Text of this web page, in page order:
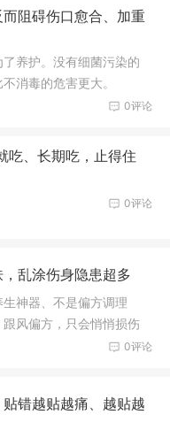
阻碍伤口愈合、加重
养护。没有细菌污染的
消毒的危害更大。
0评论
吃、长期吃，止得住
0评论
乱涂伤身隐患超多
神器、不是偏方调理
风偏方，只会悄悄损伤
0评论
错越贴越痛、越贴越